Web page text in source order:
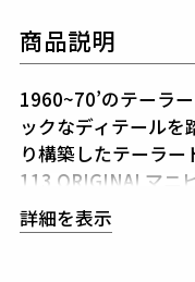
商品説明
1960~70’のテーラ
ックなディテールを
り構築したテーラー
113 ORIGINALマニ
シルエットと着用感
ものとなっています。
詳細を表示